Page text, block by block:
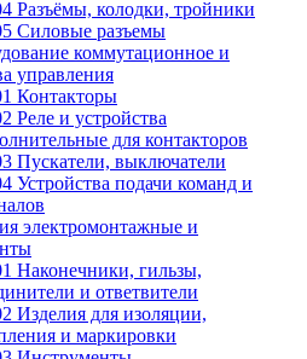
Разъёмы, колодки, тройники
Силовые разъемы
коммутационное и
управления
Контакторы
Реле и устройства
для контакторов
Пускатели, выключатели
Устройства подачи команд и
электромонтажные и
Наконечники, гильзы,
и ответвители
Изделия для изоляции,
и маркировки